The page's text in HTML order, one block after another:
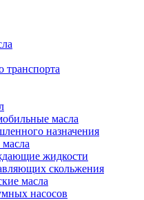
транспорта
масла
назначения
жидкости
скольжения
масла
насосов